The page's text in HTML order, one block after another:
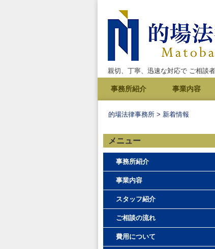
親切、丁寧、迅速な対応で ご相談
メインメニュー
テ
ツ
へ
事務所紹介 事業内容
的場法律事務所 > 新着情報
メニュー
事務所紹介
事業内容
スタッフ紹介
ご相談の流れ
費用について